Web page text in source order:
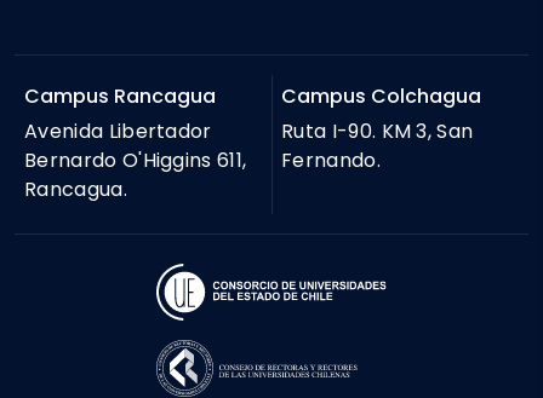
Campus Rancagua
Avenida Libertador
Bernardo O'Higgins 611,
Rancagua.
Campus Colchagua
Ruta I-90. KM 3, San
Fernando.